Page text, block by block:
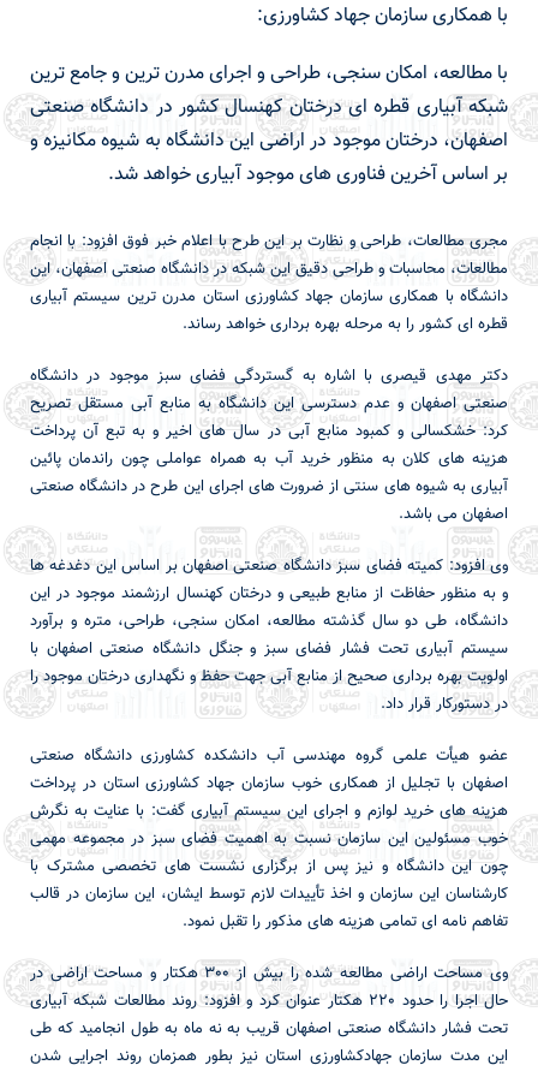
با همکاری سازمان جهاد کشاورزی:
با مطالعه، امکان سنجی، طراحی و اجرای مدرن ترین و جامع ترین
شبکه آبیاری قطره ای درختان کهنسال کشور در دانشگاه صنعتی
اصفهان، درختان موجود در اراضی این دانشگاه به شیوه مکانیزه و
بر اساس آخرین فناوری های موجود آبیاری خواهد شد.
مجری مطالعات، طراحی و نظارت بر این طرح با اعلام خبر فوق افزود: با انجام
مطالعات، محاسبات و طراحی دقیق این شبکه در دانشگاه صنعتی اصفهان، این
دانشگاه با همکاری سازمان جهاد کشاورزی استان مدرن ترین سیستم آبیاری
قطره ای کشور را به مرحله بهره برداری خواهد رساند.
دکتر مهدی قیصری با اشاره به گستردگی فضای سبز موجود در دانشگاه
صنعتی اصفهان و عدم دسترسی این دانشگاه به منابع آبی مستقل تصریح
کرد: خشکسالی و کمبود منابع آبی در سال های اخیر و به تبع آن پرداخت
هزینه های کلان به منظور خرید آب به همراه عواملی چون راندمان پائین
آبیاری به شیوه های سنتی از ضرورت های اجرای این طرح در دانشگاه صنعتی
اصفهان می باشد.
وی افزود: کمیته فضای سبز دانشگاه صنعتی اصفهان بر اساس این دغدغه ها
و به منظور حفاظت از منابع طبیعی و درختان کهنسال ارزشمند موجود در این
دانشگاه، طی دو سال گذشته مطالعه، امکان سنجی، طراحی، متره و برآورد
سیستم آبیاری تحت فشار فضای سبز و جنگل دانشگاه صنعتی اصفهان با
اولویت بهره برداری صحیح از منابع آبی جهت حفظ و نگهداری درختان موجود را
در دستورکار قرار داد.
عضو هیأت علمی گروه مهندسی آب دانشکده کشاورزی دانشگاه صنعتی
اصفهان با تجلیل از همکاری خوب سازمان جهاد کشاورزی استان در پرداخت
هزینه های خرید لوازم و اجرای این سیستم آبیاری گفت: با عنایت به نگرش
خوب مسئولین این سازمان نسبت به اهمیت فضای سبز در مجموعه مهمی
چون این دانشگاه و نیز پس از برگزاری نشست های تخصصی مشترک با
کارشناسان این سازمان و اخذ تأییدات لازم توسط ایشان، این سازمان در قالب
تفاهم نامه ای تمامی هزینه های مذکور را تقبل نمود.
وی مساحت اراضی مطالعه شده را بیش از 300 هکتار و مساحت اراضی در
حال اجرا را حدود 220 هکتار عنوان کرد و افزود: روند مطالعات شبکه آبیاری
تحت فشار دانشگاه صنعتی اصفهان قریب به نه ماه به طول انجامید که طی
این مدت سازمان جهادکشاورزی استان نیز بطور همزمان روند اجرایی شدن